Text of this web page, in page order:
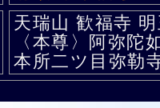
天瑞山 歓福寺
〈本尊〉阿弥陀
本所二ツ目弥勒